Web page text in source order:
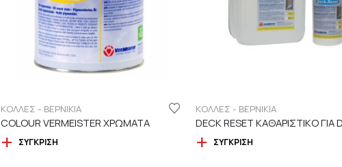
ΚΟΛΛΕΣ - ΒΕΡΝΙΚΙΑ
COLOUR VERMEISTER ΧΡΩΜΑΤΑ
ΣΎΓΚΡΙΣΗ
ΚΟΛΛΕΣ - ΒΕΡΝΙΚΙΑ
ΣΎΓΚΡΙΣΗ